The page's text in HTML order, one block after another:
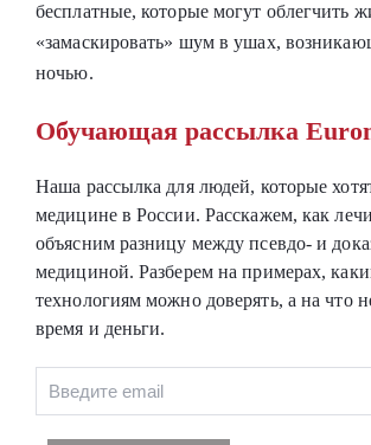
бесплатные, которые могут облегчить
«замаскировать» шум в ушах,
ночью.
Обучающая рассылка
Наша рассылка для людей, которые
медицине в России. Расскажем, как
объясним разницу между псевдо- и
медициной. Разберем на примерах,
технологиям можно доверять, а на что
время и деньги.